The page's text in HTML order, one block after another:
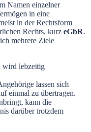
Namen einzelner
in eine
in der Rechtsform
Rechts, kurz eGbR.
mehrere Ziele
wird lebzeitig
lassen sich
einmal zu übertragen.
kann die
darüber trotzdem